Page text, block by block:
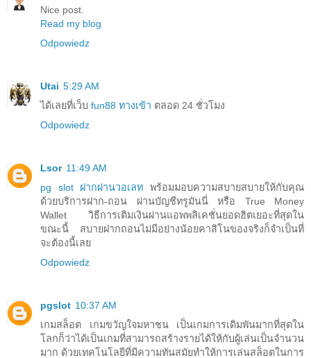
Nice post.
Read my blog
Odpowiedz
Utai 5:29 AM
ได้เลยที่เว็บ fun88 ทางเข้า ตลอด 24 ชั่วโมง
Odpowiedz
Lsor 11:49 AM
pg slot ฝากผ่านวอเลท พร้อมมอบความสบายสบายให้กับคุณ
ด้วยบริการฝาก-ถอน ผ่านบัญชีทรูมันนี่ หรือ True Money
Wallet วิธีการเติมเงินผ่านแอพพลิเคชั่นยอดฮิตเยอะที่สุดใน
ขณะนี้ สบายฝากถอนไม่มีอย่างน้อยคาสิโนของจริงก็จำเป็นที่
จะต้องนี้เลย
Odpowiedz
pgslot 10:37 AM
เกมสล็อต เกมขวัญใจมหาชน เป็นเกมการเดิมพันมากที่สุดใน
โลกก็ว่าได้เป็นเกมที่สามารถสร้างรายได้ให้กับผู้เล่นเป็นจำนวน
มาก ด้วยเทคโนโลยีที่มีความทันสมัยทำให้การเล่นสล็อตในการ